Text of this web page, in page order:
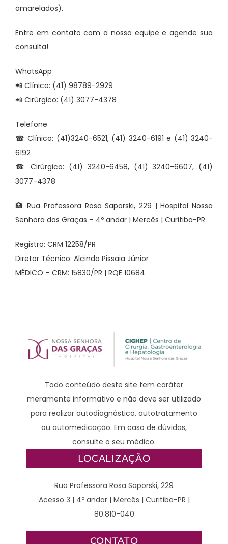
amarelados).
Entre em contato com a nossa equipe e agende sua
consulta!
WhatsApp
📲 Clínico: (41) 98789-2929
📲 Cirúrgico: (41) 3077-4378
Telefone
☎ Clínico: (41)3240-6521, (41) 3240-6191 e (41) 3240-
6192
☎ Cirúrgico: (41) 3240-6458, (41) 3240-6607, (41)
3077-4378
🏥 Rua Professora Rosa Saporski, 229 | Hospital Nossa
Senhora das Graças – 4º andar | Mercês | Curitiba-PR
Registro: CRM 12258/PR
Diretor Técnico: Alcindo Pissaia Júnior
MÉDICO – CRM: 15830/PR | RQE 10684
Todo conteúdo deste site tem caráter
meramente informativo e não deve ser utilizado
para realizar autodiagnóstico, autotratamento
ou automedicação. Em caso de dúvidas,
consulte o seu médico.
LOCALIZAÇÃO
Rua Professora Rosa Saporski, 229
Acesso 3 | 4º andar | Mercês | Curitiba-PR |
80.810-040
CONTATO